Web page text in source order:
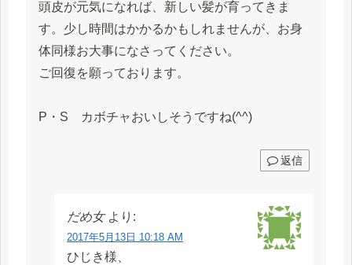
頭皮が元気になれば、新しい髪が育ってきま
す。少し時間はかかるかもしれませんが、お身
体同様お大事になさってください。
ご回復を願っております。
P・S カボチャおいしそうですね(^^)
返信
だめ女 より:
2017年5月13日 10:18 AM
ひじき様、